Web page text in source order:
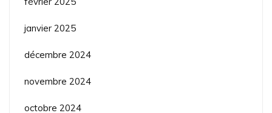
janvier 2025
décembre 2024
novembre 2024
octobre 2024